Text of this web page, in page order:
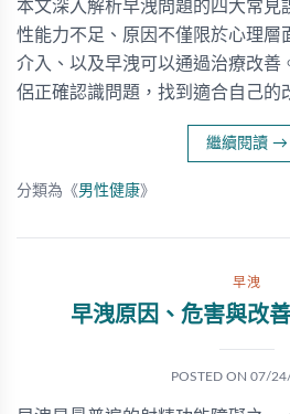
本文深入解析早洩問題的四大常見
性能力不足、原因不僅限於心理層
介入、以及早洩可以通過治療改善
侶正確認識問題，找到適合自己的
繼續閱讀 →
分類為《男性健康》
早洩
早洩原因、危害與改
POSTED ON 07/